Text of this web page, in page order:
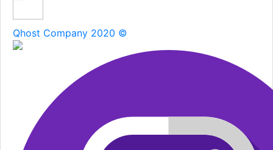
Qhost Company 2020 ©